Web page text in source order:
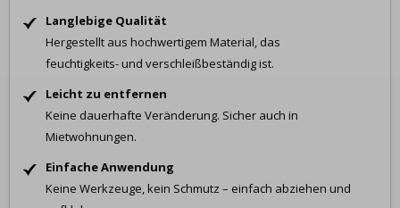
Langlebige Qualität
Hergestellt aus hochwertigem Material, das
feuchtigkeits- und verschleißbeständig ist.
Leicht zu entfernen
Keine dauerhafte Veränderung. Sicher auch in
Mietwohnungen.
Einfache Anwendung
Keine Werkzeuge, kein Schmutz – einfach abziehen und